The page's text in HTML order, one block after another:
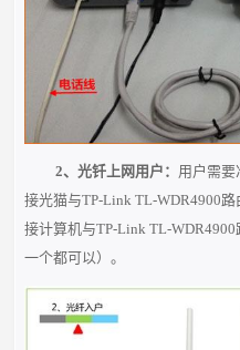
2、光钎上网用户： 用户需要
接光猫与TP-Link TL-WDR4900路
接计算机与TP-Link TL-WDR4900
一个都可以）。